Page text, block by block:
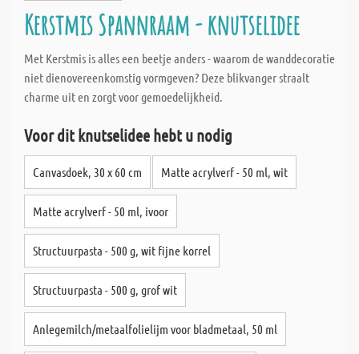
Kerstmis Spannraam - knutselidee
Met Kerstmis is alles een beetje anders - waarom de wanddecoratie
niet dienovereenkomstig vormgeven? Deze blikvanger straalt
charme uit en zorgt voor gemoedelijkheid.
Voor dit knutselidee hebt u nodig
Canvasdoek, 30 x 60 cm Matte acrylverf - 50 ml, wit
Matte acrylverf - 50 ml, ivoor
Structuurpasta - 500 g, wit fijne korrel
Structuurpasta - 500 g, grof wit
Anlegemilch/metaalfolielijm voor bladmetaal, 50 ml